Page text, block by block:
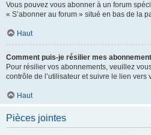
Vous pouvez vous abonner à un forum
« S’abonner au forum » situé en bas de la
Haut
Comment puis-je résilier mes
Pour résilier vos abonnements, veuillez
contrôle de l’utilisateur et suivre le lien vers
Haut
Pièces jointes